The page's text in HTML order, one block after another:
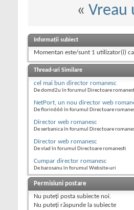
« Vreau
Informații subiect
Momentan este/sunt 1 utilizator(i)
Thread-uri Similare
cel mai bun director romanesc
De domd2u în forumul Directoare
NetPort, un nou director web
De florin666 în forumul Directoare
Director web romanesc
De serbanica în forumul Directoare
Director web romanesc
De vlad în forumul Directoare romanesti
Cumpar director romanesc
De barosanu în forumul Website-uri
Permisiuni postare
Nu puteţi posta subiecte noi.
Nu puteţi răspunde la subiecte